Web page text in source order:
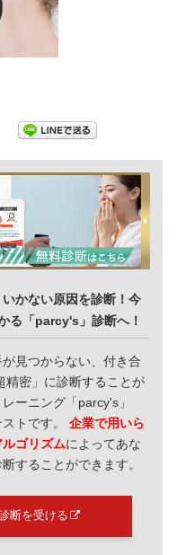
かない原因を診断！今
る「parcy's」診断へ！
見つからない、付き合
精密」に診断することが
ーニング「parcy's」
ストです。企業で用いら
ゴリズムによってあな
することができます。
断を受ける